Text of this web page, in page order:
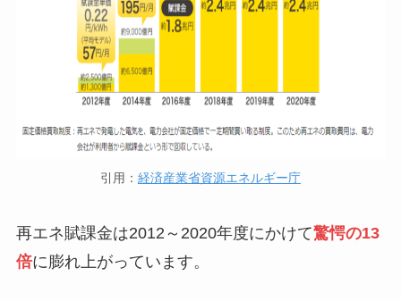
引用： 経済産業省資源エネルギー庁
再エネ賦課金は2012～2020年度にかけて驚愕の13
倍に膨れ上がっています。